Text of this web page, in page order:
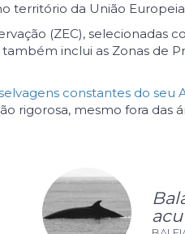
território da União
(ZEC), selecionadas
também inclui as Zonas de
constantes do seu
rigorosa, mesmo fora das